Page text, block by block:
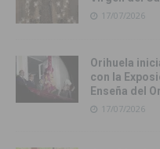
17/07/2026
Orihuela
con la
Enseña del
17/07/2026